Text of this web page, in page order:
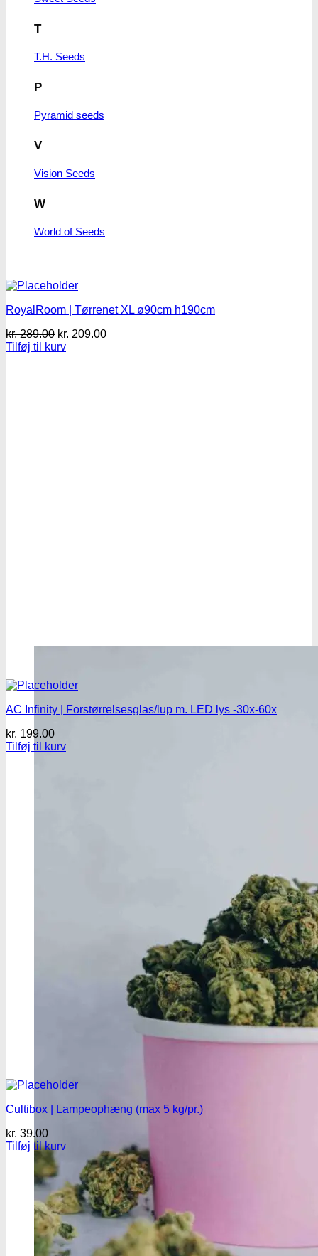
T
T.H. Seeds
P
Pyramid seeds
V
Vision Seeds
W
World of Seeds
RoyalRoom | Tørrenet XL ø90cm h190cm
kr.289.00 Den
oprindelige
kr. 209.00Den
Tilføj til kurv
AC Infinity | Forstørrelsesglas/lup m. LED lys -30x-60x
kr. 199.00
Tilføj til kurv
Cultibox | Lampeophæng (max 5 kg/pr.)
kr. 39.00
Tilføj til kurv